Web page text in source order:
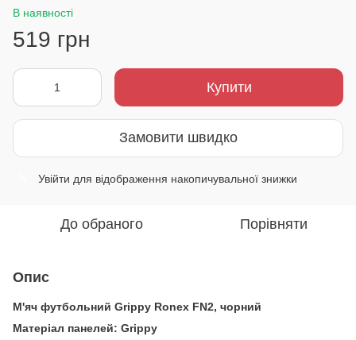
В наявності
519 грн
Купити
Замовити швидко
Увійти для відображення накопичувальної знижки
До обраного Порівняти
Опис
М'яч футбольний Grippy Ronex FN2, чорний
Матеріал панелей: Grippy